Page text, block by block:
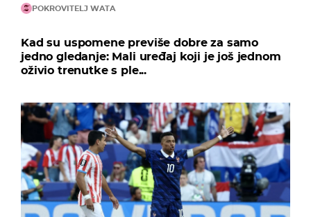
POKROVITELJ WATA
Kad su uspomene previše dobre za samo
jedno gledanje: Mali uređaj koji je još jednom
oživio trenutke s ple...